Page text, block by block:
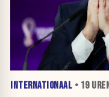
INTERNATIONAAL • 19